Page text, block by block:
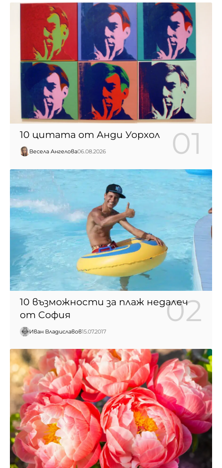
10 цитата от Анди Уорхол
Весела Ангелова06.08.2026
10 възможности за плаж недалеч
от София
Иван Владиславов15.07.2017